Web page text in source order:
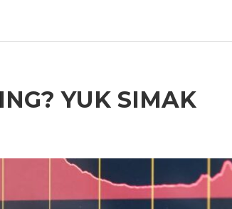
YUK SIMAK